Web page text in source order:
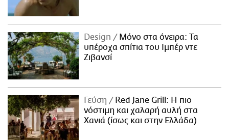
Design
Μόνο στα όνειρα: Τα
υπέροχα σπίτια του Ιμπέρ ντε
Ζιβανσί
Γεύση
Red Jane Grill: Η πιο
νόστιμη και χαλαρή αυλή στα
Χανιά (ίσως και στην Ελλάδα)